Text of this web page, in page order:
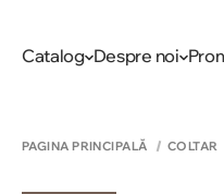
Catalog Despre noi
PAGINA PRINCIPALĂ COLTAR